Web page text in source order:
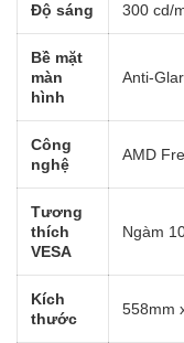
Độ sáng 300 cd/
Bề mặt
màn
hình
Anti-
Công
nghệ
AMD
Tương
thích
VESA
Ngàm
Kích
thước
558mm